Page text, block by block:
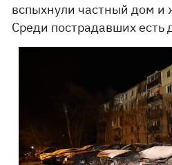
вспыхнули частный дом и
Среди пострадавших есть